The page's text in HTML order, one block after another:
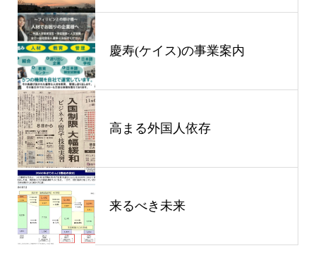
慶寿(ケイス)の事業案内
高まる外国人依存
来るべき未来